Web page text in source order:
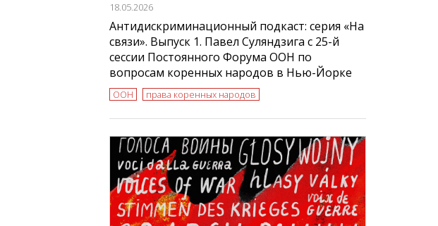
18.05.2026
Антидискриминационный подкаст: серия «На
связи». Выпуск 1. Павел Суляндзига с 25-й
сессии Постоянного Форума ООН по
вопросам коренных народов в Нью-Йорке
ООН права коренных народов